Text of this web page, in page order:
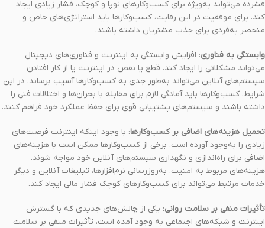
فشرده می‌تواند به‌ویژه برای کسب‌وکارهای نوپا و کوچک، فشار زیادی ایجاد
کند. برای موفقیت در این رقابت، کسب‌وکارها باید استراتژی‌های خاص و
منحصر به‌فردی برای جذب مشتریان داشته باشند.
وابستگی به فناوری: افزایش وابستگی به اینترنت و فناوری‌های دیجیتال
می‌تواند مشکلاتی را ایجاد کند. قطع یا نقص در اینترنت یا از کار افتادن
سیستم‌های آنلاین می‌تواند به‌طور جدی به کسب‌وکارها آسیب برساند. در این
شرایط، کسب‌وکارها باید آمادگی لازم برای مقابله با بحران‌ها و اختلالات فنی را
داشته باشند و سیستم‌های پشتیبانی قوی برای حفظ عملکرد خود فراهم کنند.
تحمیل هزینه‌های اضافی بر کسب‌وکارها: با وجود اینکه اینترنت فرصت‌های
زیادی را به‌وجود آورده است، برخی از کسب‌وکارها ممکن است با هزینه‌های
اضافی برای راه‌اندازی و نگهداری سیستم‌های آنلاین خود مواجه شوند.
هزینه‌های مربوط به امنیت، به‌روزرسانی نرم‌افزارها، تبلیغات آنلاین و دیگر
خدمات مرتبط می‌تواند برای کسب‌وکارهای کوچک فشار مالی ایجاد کند.
تأثیرات منفی بر سلامت روانی: یکی از چالش‌های جدیدی که با گسترش
اینترنت و شبکه‌های اجتماعی به وجود آمده است، تأثیرات منفی بر سلامت